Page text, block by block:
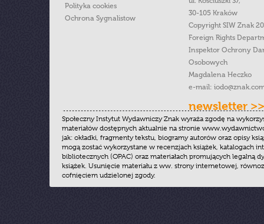
Polityka cookies
Ochrona Sygnalistow
30-105 Kraków
Copyright SIW Znak
Foreign Rights
Inspektor Ochrony
Osobowych
Magdalena Heczko
e-mail:
newsletter >>
Społeczny Instytut Wydawniczy Znak wyraża zgodę na
materiałów dostępnych aktualnie na stronie
jak: okładki, fragmenty tekstu, biogramy autorów oraz opisy
mogą zostać wykorzystane w recenzjach książek, katalogach
bibliotecznych (OPAC) oraz materiałach promujących legalną
książek. Usunięcie materiału z ww. strony internetowej,
cofnięciem udzielonej zgody.